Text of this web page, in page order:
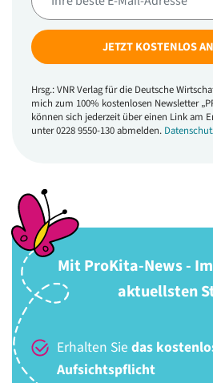
Mit ProKita-News -
aktuellsten
Erhalten Sie das
Aufsichtspflicht
JETZT KOSTENLOS
Hrsg.: VNR Verlag für die Deutsche
mich zum 100% kostenlosen Newsletter
können sich jederzeit über einen Link am
unter 0228 9550-130 abmelden.